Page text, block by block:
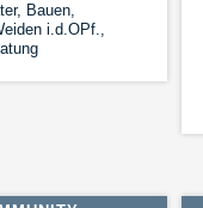
Bauen,
i.d.OPf.,